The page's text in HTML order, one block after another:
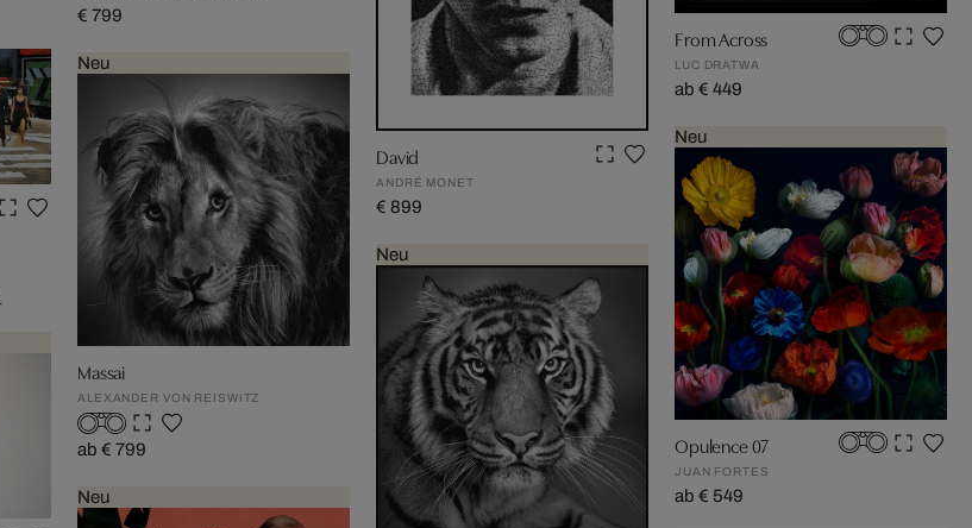
€ 799
Neu
Massai
ALEXANDER VON REISWITZ
ab € 799
Neu
David
ANDRÉ MONET
€ 899
Neu
From Across
LUC DRATWA
ab € 449
Neu
Opulence 07
JUAN FORTES
ab € 549